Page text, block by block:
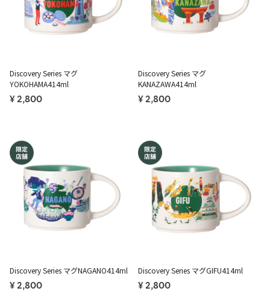
Discovery Series マグ
YOKOHAMA414ml
¥ 2,800
Discovery Series マグ
KANAZAWA414ml
¥ 2,800
Discovery Series マグNAGANO414ml
¥ 2,800
Discovery Series マグGIFU414ml
¥ 2,800